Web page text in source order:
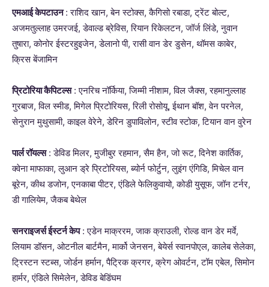
एमआई केपटाउन: राशिद खान, बेन स्टोक्स, कैगिसो रबाडा, ट्रेंट बोल्ट,
अजमतुल्लाह उमरजई, डेवाल्ड ब्रेविस, रियान रिकेलटन, जॉर्ज लिंडे, नुवान
तुषारा, कोनोर ईस्टरहुइजेन, डेलानो पी, रासी वान डेर डुसेन, थॉमस काबेर,
क्रिस बेंजामिन
प्रिटोरिया कैपिटल्स: एनरिच नॉर्किया, जिम्मी नीशाम, विल जैक्स, रहमानुल्लाह
गुरबाज, विल स्मीड, मिगेल प्रिटोरियस, रिली रोसोयू, ईथान बॉश, वेन परनेल,
सेनुरान मुथुसामी, काइल वेरेने, डेरिन डुपाविलोन, स्टीव स्टोक, टियान वान वुरेन
पार्ल रॉयल्स: डेविड मिलर, मुजीबुर रहमान, सैम हैन, जो रूट, दिनेश कार्तिक,
क्वेना माफाका, लुआन ड्रे प्रिटोरियस, ब्योर्न फोर्टुन, लुइंग एंगिडि, मिचेल वान
बूरेन, कीथ डजोन, एनकाबा पीटर, एंडिले फेलिकुवायो, कोडी युसूफ, जॉन टर्नर,
डी गालियेम, जैकब बेथेल
सनराइजर्स ईस्टर्न केप: एडेन माक्ररम, जाक क्राउली, रोल्ड वान डेर मर्वे,
लियाम डॉसन, ओटनील बार्टमैन, मार्को जेनसन, बेयेर्स स्वानपोएल, कालेब सेलेका,
ट्रिस्टन स्टब्स, जोर्डन हर्मान, पैट्रिक क्रगर, क्रेग ओवर्टन, टॉम एबेल, सिमोन
हार्मर, एंडिले सिमेलेन, डेविड बेडिंघम